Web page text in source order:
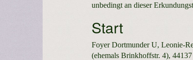
unbedingt an dieser
Start
Foyer Dortmunder U, Leonie-
(ehemals Brinkhoffstr. 4),